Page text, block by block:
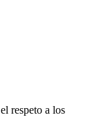
respeto a los